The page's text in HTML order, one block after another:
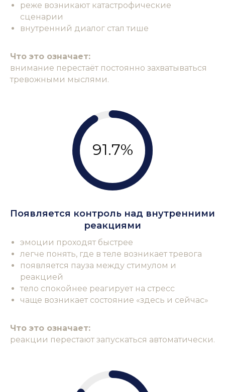
реже возникают катастрофические
сценарии
внутренний диалог стал тише
Что это означает:
внимание перестаёт постоянно захватываться
тревожными мыслями.
91.7%
Появляется контроль над внутренними
реакциями
эмоции проходят быстрее
легче понять, где в теле возникает тревога
появляется пауза между стимулом и
реакцией
тело спокойнее реагирует на стресс
чаще возникает состояние «здесь и сейчас»
Что это означает:
реакции перестают запускаться автоматически.